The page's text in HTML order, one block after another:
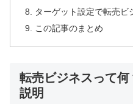
ターゲット設定で転売ビ
この記事のまとめ
転売ビジネスって
説明